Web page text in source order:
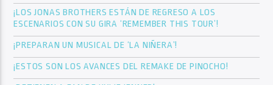
¡LOS JONAS BROTHERS ESTÁN DE REGRESO A LOS
ESCENARIOS CON SU GIRA ‘REMEMBER THIS TOUR’!
¡PREPARAN UN MUSICAL DE ‘LA NIÑERA’!
¡ESTOS SON LOS AVANCES DEL REMAKE DE PINOCHO!